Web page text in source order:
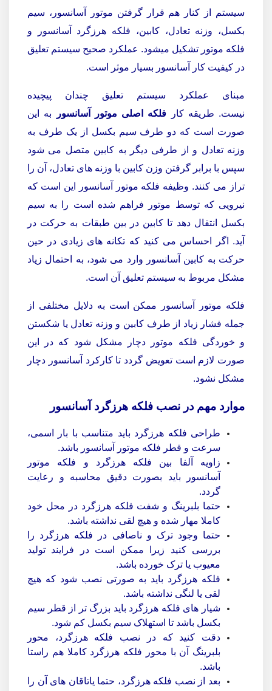
سیستم از کنار هم قرار گرفتن موتور آسانسور، سیم
بکسل، وزنه تعادل، کابین، فلکه هرزگرد آسانسور و
فلکه موتور تشکیل میشود. عملکرد صحیح سیستم تعلیق
در کیفیت کار آسانسور بسیار موثر است.
مبنای عملکرد سیستم تعلیق چندان پیچیده
نیست. طریقه کار فلکه اصلی موتور آسانسور
به این
صورت است که دو طرف سیم بکسل از یک طرف به
وزنه تعادل و از طرفی دیگر به کابین متصل می شود
سپس با برابر گرفتن وزن کابین با وزنه های تعادل، آن را
تراز می کنند. وظیفه فلکه موتور آسانسور این است که
نیرویی که توسط موتور فراهم شده است را به سیم
بکسل انتقال دهد تا کابین در بین طبقات به حرکت در
آید.
اگر احساس می کنید که تکانه های زیادی در حین
حرکت به کابین آسانسور وارد می شود، به احتمال زیاد
مشکل مربوط به سیستم تعلیق آن است.
فلکه موتور آسانسور ممکن است به دلایل مختلفی از
جمله فشار زیاد از طرف کابین و وزنه تعادل یا شکستن
و خوردگی فلکه موتور دچار مشکل شود که در این
صورت لازم است تعویض گردد تا کارکرد آسانسور دچار
مشکل نشود.
موارد مهم در نصب فلکه هرزگرد آسانسور
طراحی فلکه هرزگرد باید متناسب با بار اسمی،
سرعت و قطر فلکه موتور آسانسور باشد.
زاویه آلفا بین فلکه هرزگرد و فلکه موتور
آسانسور باید بصورت دقیق محاسبه و رعایت
گردد.
حتما بلبرینگ و شفت فلکه هرزگرد در محل خود
کاملا مهار شده و هیچ لقی نداشته باشد.
حتما وجود ترک و ناصافی در فلکه هرزگرد را
بررسی کنید زیرا ممکن است در فرایند تولید
معیوب یا ترک خورده باشد.
فلکه هرزگرد باید به صورتی نصب شود که هیچ
لقی یا لنگی نداشته باشد.
شیار های فلکه هرزگرد باید بزرگ تر از قطر سیم
بکسل باشد تا استهلاک سیم بکسل کم شود.
دقت کنید که در نصب فلکه هرزگرد، محور
بلبرینگ آن با محور فلکه هرزگرد کاملا هم راستا
باشد.
بعد از نصب فلکه هرزگرد، حتما یاتاقان های آن را